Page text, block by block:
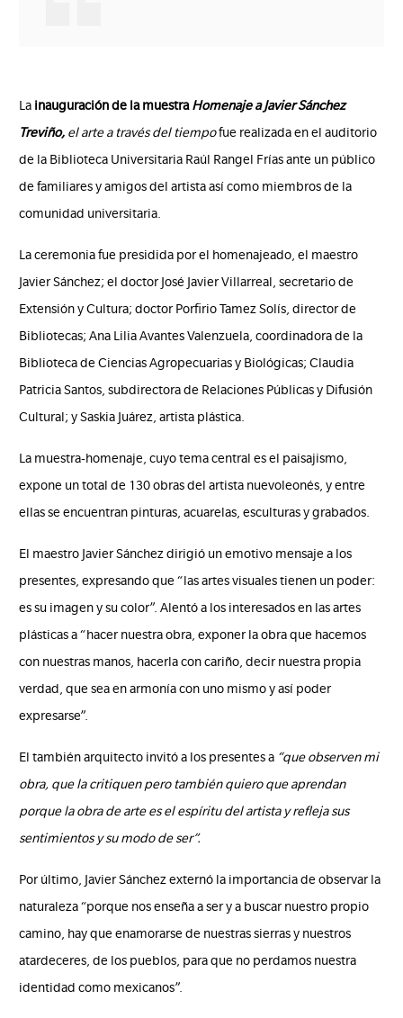
La inauguración de la muestra Homenaje a Javier Sánchez
Treviño, el arte a través del tiempofue realizada en el auditorio
de la Biblioteca Universitaria Raúl Rangel Frías ante un público
de familiares y amigos del artista así como miembros de la
comunidad universitaria.
La ceremonia fue presidida por el homenajeado, el maestro
Javier Sánchez; el doctor José Javier Villarreal, secretario de
Extensión y Cultura; doctor Porfirio Tamez Solís, director de
Bibliotecas; Ana Lilia Avantes Valenzuela, coordinadora de la
Biblioteca de Ciencias Agropecuarias y Biológicas; Claudia
Patricia Santos, subdirectora de Relaciones Públicas y Difusión
Cultural; y Saskia Juárez, artista plástica.
La muestra-homenaje, cuyo tema central es el paisajismo,
expone un total de 130 obras del artista nuevoleonés, y entre
ellas se encuentran pinturas, acuarelas, esculturas y grabados.
El maestro Javier Sánchez dirigió un emotivo mensaje a los
presentes, expresando que “las artes visuales tienen un poder:
es su imagen y su color”. Alentó a los interesados en las artes
plásticas a “hacer nuestra obra, exponer la obra que hacemos
con nuestras manos, hacerla con cariño, decir nuestra propia
verdad, que sea en armonía con uno mismo y así poder
expresarse”.
El también arquitecto invitó a los presentes a “que observen mi
obra, que la critiquen pero también quiero que aprendan
porque la obra de arte es el espíritu del artista y refleja sus
sentimientos y su modo de ser”.
Por último, Javier Sánchez externó la importancia de observar la
naturaleza “porque nos enseña a ser y a buscar nuestro propio
camino, hay que enamorarse de nuestras sierras y nuestros
atardeceres, de los pueblos, para que no perdamos nuestra
identidad como mexicanos”.